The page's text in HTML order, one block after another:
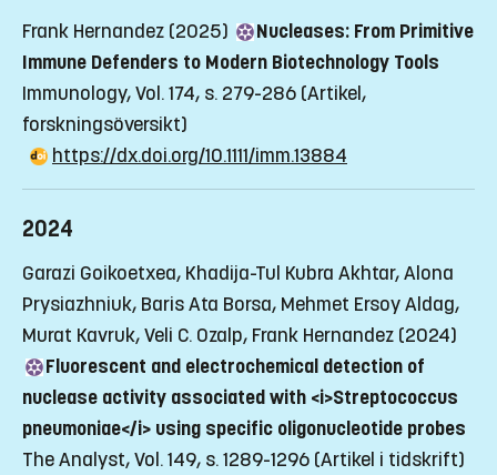
Frank Hernandez (2025)
Nucleases: From Primitive
Immune Defenders to Modern Biotechnology Tools
Immunology, Vol. 174, s. 279-286 (Artikel,
forskningsöversikt)
https://dx.doi.org/10.1111/imm.13884
2024
Garazi Goikoetxea, Khadija-Tul Kubra Akhtar, Alona
Prysiazhniuk, Baris Ata Borsa, Mehmet Ersoy Aldag,
Murat Kavruk, Veli C. Ozalp, Frank Hernandez (2024)
Fluorescent and electrochemical detection of
nuclease activity associated with <i>Streptococcus
pneumoniae</i> using specific oligonucleotide probes
The Analyst, Vol. 149, s. 1289-1296 (Artikel i tidskrift)